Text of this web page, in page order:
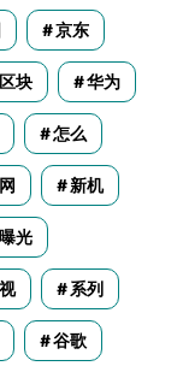
京东
区块 华为
怎么
新机
曝光
系列
谷歌